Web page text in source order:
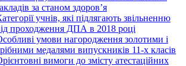
за станом здоров’я
учнів, які підлягають звільненню
проходження ДПА в 2018 році
умови нагородження золотими і
медалями випускників 11-х класів
вимоги до змісту атестаційних